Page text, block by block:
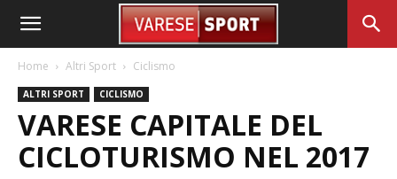
Home Altri Sport Ciclismo
ALTRI SPORT CICLISMO
VARESE CAPITALE DEL
CICLOTURISMO NEL 2017